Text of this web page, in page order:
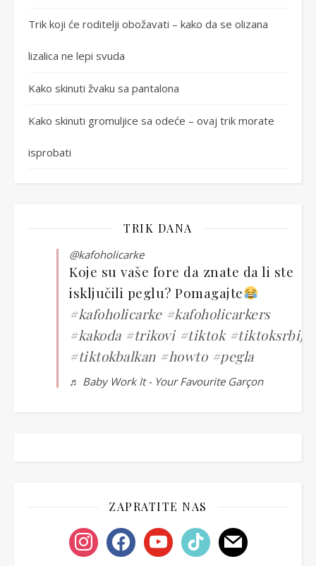
Trik koji će roditelji obožavati – kako da se olizana
lizalica ne lepi svuda
Kako skinuti žvaku sa pantalona
Kako skinuti gromuljice sa odeće – ovaj trik morate
isprobati
TRIK DANA
@kafoholicarke
Koje su vaše fore da znate da li ste
isključili peglu? Pomagajte
#kafoholicarke #kafoholicarkers
#kakoda #trikovi #tiktok #tiktoksrbija
#tiktokbalkan #howto #pegla
♬ Baby Work It - Your Favourite Garçon
ZAPRATITE NAS
instagramfacebookyoutubetiktok mail